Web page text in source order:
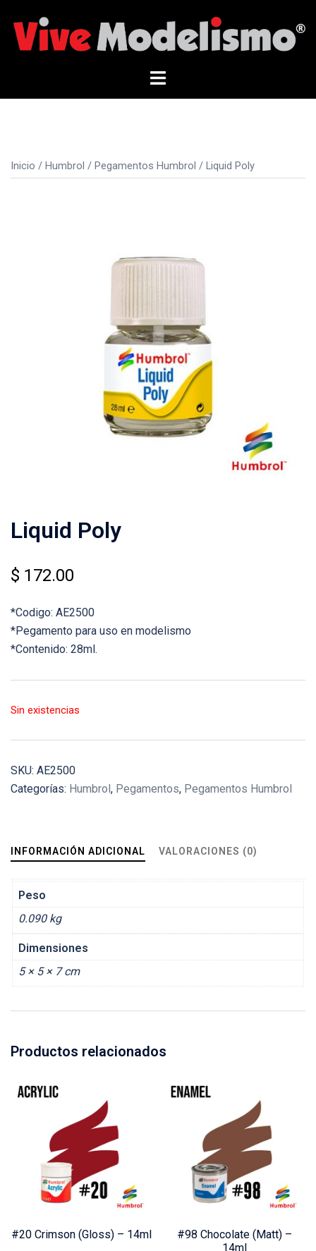
contenido
Alternar
Inicio / Humbrol / Pegamentos Humbrol / Liquid Poly
Liquid Poly
$ 172.00
*Codigo: AE2500
*Pegamento para uso en modelismo
*Contenido: 28ml.
Sin existencias
SKU: AE2500
Categorías: Humbrol, Pegamentos, Pegamentos Humbrol
INFORMACIÓN ADICIONAL VALORACIONES (0)
Peso
0.090 kg
Dimensiones
5 × 5 × 7 cm
Productos relacionados
#20 Crimson (Gloss) – 14ml
#98 Chocolate (Matt) –
14ml